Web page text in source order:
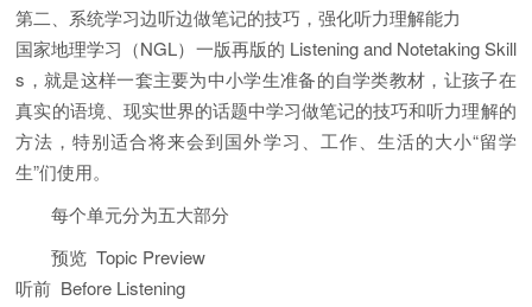
第二、系统学习边听边做笔记的技巧，强化听力理解能力
国家地理学习（NGL）一版再版的 Listening and Notetaking Skill
s，就是这样一套主要为中小学生准备的自学类教材，让孩子在
真实的语境、现实世界的话题中学习做笔记的技巧和听力理解的
方法，特别适合将来会到国外学习、工作、生活的大小“留学
生”们使用。
每个单元分为五大部分
预览 Topic Preview
听前 Before Listening